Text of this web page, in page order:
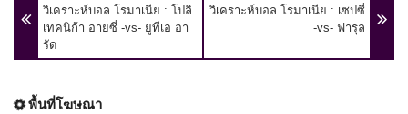
วิเคราะห์บอล โรมาเนีย : โปลิ
เทคนิก้า อายซี่ -vs- ยูทีเอ อา
รัด
วิเคราะห์บอล โรมาเนีย : เซปซี่
-vs- ฟารุล
พื้นที่โฆษณา